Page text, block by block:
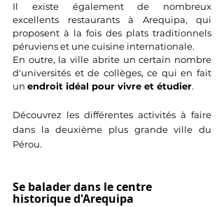
Il existe également de nombreux
excellents restaurants à Arequipa, qui
proposent à la fois des plats traditionnels
péruviens et une cuisine internationale.
En outre, la ville abrite un certain nombre
d'universités et de collèges, ce qui en fait
un endroit idéal pour vivre et étudier.
Découvrez les différentes activités à faire
dans la deuxième plus grande ville du
Pérou.
Se balader dans le centre
historique d'Arequipa